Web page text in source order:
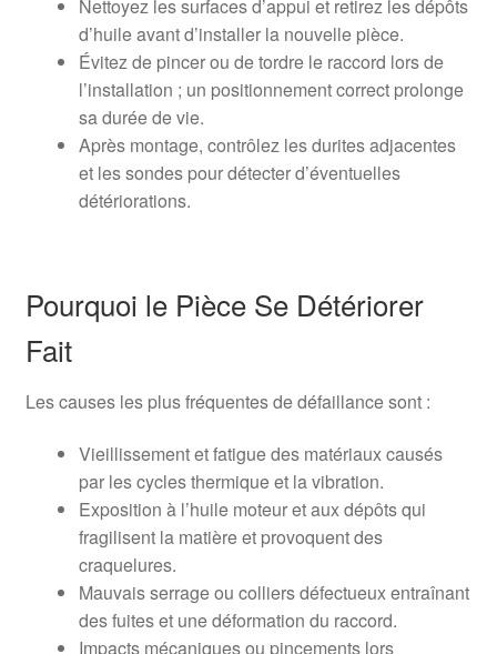
Nettoyez les surfaces d’appui et retirez les dépôts
d’huile avant d’installer la nouvelle pièce.
Évitez de pincer ou de tordre le raccord lors de
l’installation ; un positionnement correct prolonge
sa durée de vie.
Après montage, contrôlez les durites adjacentes
et les sondes pour détecter d’éventuelles
détériorations.
Pourquoi le Pièce Se Détériorer
Fait
Les causes les plus fréquentes de défaillance sont :
Vieillissement et fatigue des matériaux causés
par les cycles thermique et la vibration.
Exposition à l’huile moteur et aux dépôts qui
fragilisent la matière et provoquent des
craquelures.
Mauvais serrage ou colliers défectueux entraînant
des fuites et une déformation du raccord.
Impacts mécaniques ou pincements lors